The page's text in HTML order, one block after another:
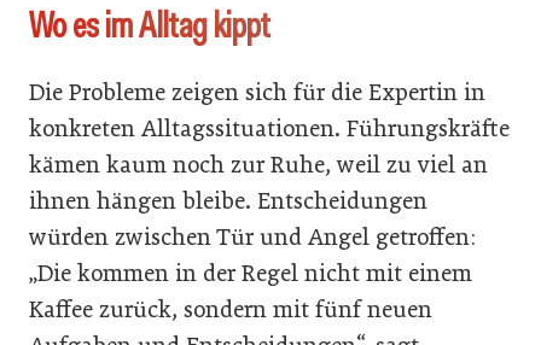
Wo es im Alltag kippt
Die Probleme zeigen sich für die Expertin in
konkreten Alltagssituationen. Führungskräfte
kämen kaum noch zur Ruhe, weil zu viel an
ihnen hängen bleibe. Entscheidungen
würden zwischen Tür und Angel getroffen:
„Die kommen in der Regel nicht mit einem
Kaffee zurück, sondern mit fünf neuen